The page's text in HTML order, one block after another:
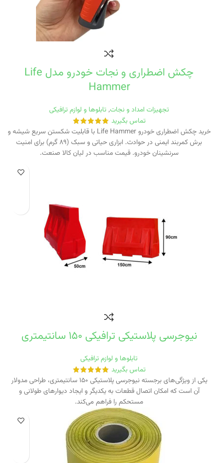
چکش اضطراری و نجات خودرو مدل Life
Hammer
تجهیزات امداد و نجات, تابلوها و لوازم ترافیکی
تماس بگیرید
خرید چکش اضطراری خودرو Life Hammer با قابلیت شکستن سریع شیشه و
برش کمربند ایمنی در حوادث. ابزاری حیاتی و سبک (۸۹ گرم) برای امنیت
سرنشینان خودرو. قیمت مناسب در لیان کالا صنعت.
نیوجرسی پلاستیکی ترافیکی ۱۵۰ سانتیمتری
تابلوها و لوازم ترافیکی
تماس بگیرید
یکی از ویژگی‌های برجسته نیوجرسی پلاستیکی ۱۵۰ سانتیمتری، طراحی مدولار
آن است که امکان اتصال قطعات به یکدیگر و ایجاد دیوارهای طولانی و
مستحکم را فراهم می‌کند.